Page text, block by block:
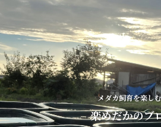
メダカ飼育を楽し
楽めだかのブ